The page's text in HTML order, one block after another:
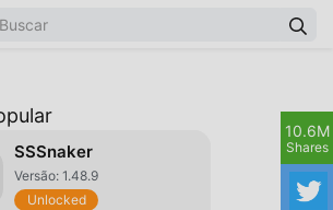
SSSnaker
Versão: 1.48.9
Unlocked
10.6M
Shares